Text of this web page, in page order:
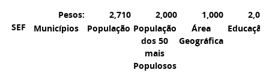
SEF
Pesos: 2,710 2,000 1,000
2,000
Municípios
População População
dos 50
mais
Populosos
Área
Geográfica
Educação